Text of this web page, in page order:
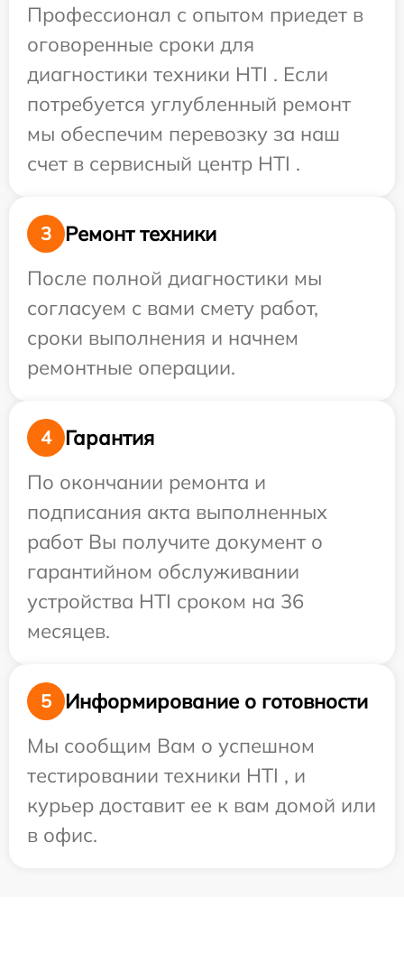
Профессионал с опытом приедет в
оговоренные сроки для
диагностики техники HTI . Если
потребуется углубленный ремонт
мы обеспечим перевозку за наш
счет в сервисный центр HTI .
3
Ремонт техники
После полной диагностики мы
согласуем с вами смету работ,
сроки выполнения и начнем
ремонтные операции.
4
Гарантия
По окончании ремонта и
подписания акта выполненных
работ Вы получите документ о
гарантийном обслуживании
устройства HTI сроком на 36
месяцев.
5
Информирование о готовности
Мы сообщим Вам о успешном
тестировании техники HTI , и
курьер доставит ее к вам домой или
в офис.